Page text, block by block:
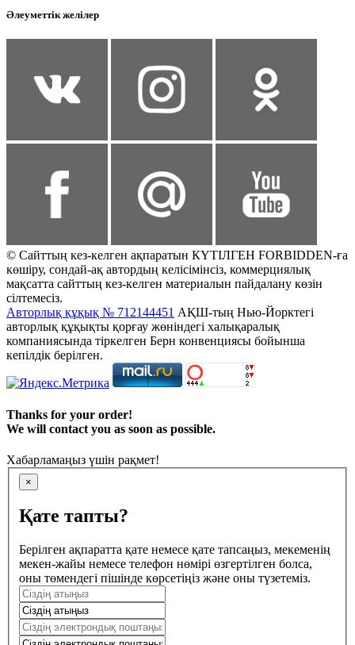
Әлеуметтік желілер
© Сайттың кез-келген ақпаратын КҮТІЛГЕН FORBIDDEN-ға
көшіру, сондай-ақ автордың келісімінсіз, коммерциялық
мақсатта сайттың кез-келген материалын пайдалану көзін
сілтемесіз.
Авторлық құқық № 712144451 АҚШ-тың Нью-Йорктегі
авторлық құқықты қорғау жөніндегі халықаралық
компаниясында тіркелген Берн конвенциясы бойынша
кепілдік берілген.
Thanks for your order!
We will contact you as soon as possible.
Хабарламаңыз үшін рақмет!
×
Қате тапты?
Берілген ақпаратта қате немесе қате тапсаңыз, мекеменің
мекен-жайы немесе телефон нөмірі өзгертілген болса,
оны төмендегі пішінде көрсетіңіз және оны түзетеміз.